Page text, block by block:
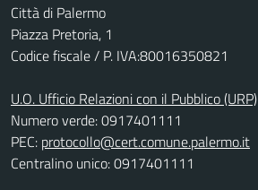
Città di Palermo
Piazza Pretoria, 1
Codice fiscale / P. IVA:80016350821
U.O. Ufficio Relazioni con il Pubblico (URP)
Numero verde: 0917401111
PEC: protocollo@cert.comune.palermo.it
Centralino unico: 0917401111